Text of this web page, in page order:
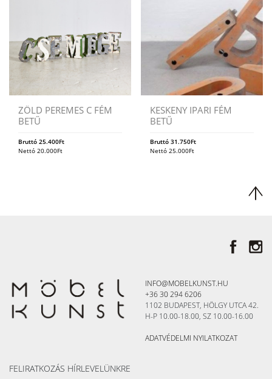
ZÖLD PEREMES C FÉM
BETŰ
Bruttó 25.400Ft
Nettó 20.000Ft
KESKENY IPARI FÉM
BETŰ
Bruttó31.750Ft
Nettó25.000Ft
INFO@MOBELKUNST.HU
+36 30 294 6206
1102 BUDAPEST, HÖLGY UTCA 42.
H-P 10.00-18.00, SZ 10.00-16.00
ADATVÉDELMI NYILATKOZAT
FELIRATKOZÁS HÍRLEVELÜNKRE